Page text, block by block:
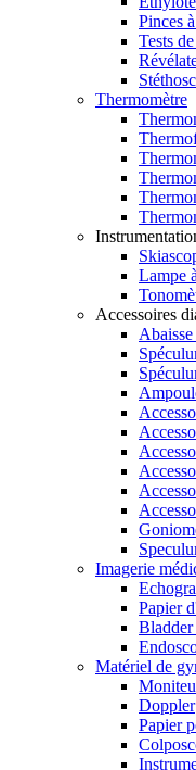
Pinces
Tests
Thermomètre
Lampe
Accessoires
Imagerie
Papier
Bladder
Matériel de
Doppler
Papier